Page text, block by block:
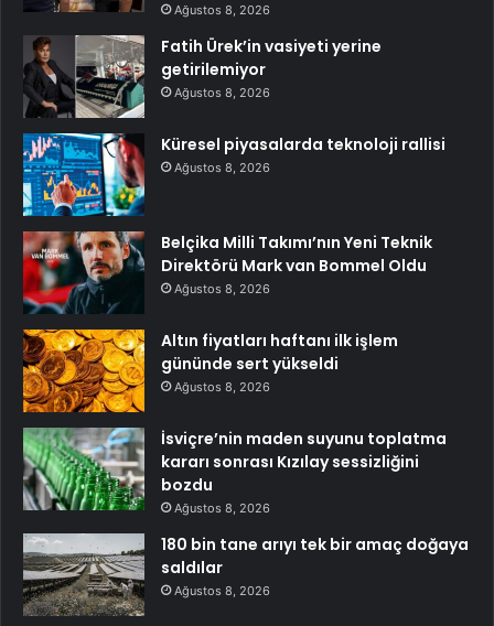
Ağustos 8, 2026
Fatih Ürek’in vasiyeti yerine
getirilemiyor
Ağustos 8, 2026
Küresel piyasalarda teknoloji rallisi
Ağustos 8, 2026
Belçika Milli Takımı’nın Yeni Teknik
Direktörü Mark van Bommel Oldu
Ağustos 8, 2026
Altın fiyatları haftanı ilk işlem
gününde sert yükseldi
Ağustos 8, 2026
İsviçre’nin maden suyunu toplatma
kararı sonrası Kızılay sessizliğini
bozdu
Ağustos 8, 2026
180 bin tane arıyı tek bir amaç doğaya
saldılar
Ağustos 8, 2026